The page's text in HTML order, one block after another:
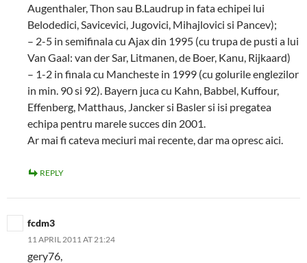
Augenthaler, Thon sau B.Laudrup in fata echipei lui
Belodedici, Savicevici, Jugovici, Mihajlovici si Pancev);
– 2-5 in semifinala cu Ajax din 1995 (cu trupa de pusti a lui
Van Gaal: van der Sar, Litmanen, de Boer, Kanu, Rijkaard)
– 1-2 in finala cu Mancheste in 1999 (cu golurile englezilor
in min. 90 si 92). Bayern juca cu Kahn, Babbel, Kuffour,
Effenberg, Matthaus, Jancker si Basler si isi pregatea
echipa pentru marele succes din 2001.
Ar mai fi cateva meciuri mai recente, dar ma opresc aici.
REPLY
fcdm3
11 APRIL 2011 AT 21:24
gery76,